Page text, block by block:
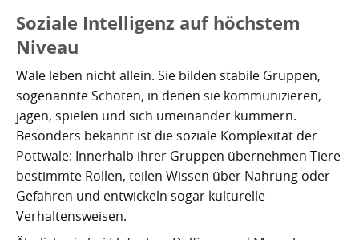
Los Realejos
Los Silos
Puerto de la Cruz
San Cristóbal de La Laguna
San Juan de la Rambla
San Miguel de Abona
Garachico 1706
Die Schlacht von Santa Cruz 1797
Kartoffelrevolution 1846
Verworfenes Exil
Franco auf Teneriffa
Thor Heyerdahl und die Pyramiden von Güímar
Legenden, Geheimnisse und die stille Logik Teneriffas
La Palma und die Tsunami-Erzählung
Soziale Intelligenz auf höchstem
Niveau
Wale leben nicht allein. Sie bilden stabile Gruppen,
sogenannte Schoten, in denen sie kommunizieren,
jagen, spielen und sich umeinander kümmern.
Besonders bekannt ist die soziale Komplexität der
Pottwale: Innerhalb ihrer Gruppen übernehmen Tiere
bestimmte Rollen, teilen Wissen über Nahrung oder
Gefahren und entwickeln sogar kulturelle
Verhaltensweisen.